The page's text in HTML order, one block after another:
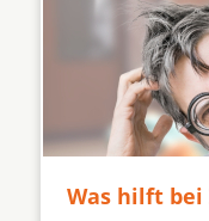
Was hilft bei